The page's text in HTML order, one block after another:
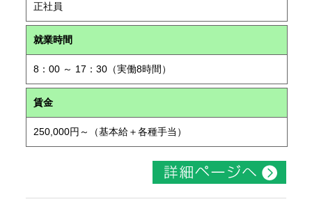
正社員
就業時間
8：00 ～ 17：30（実働8時間）
賃金
250,000円～（基本給＋各種手当）